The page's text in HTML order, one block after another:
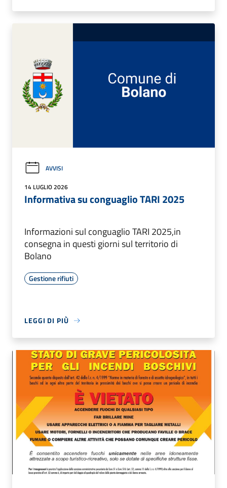
AVVISI
14 LUGLIO 2026
Informativa su conguaglio TARI 2025
Informazioni sul conguaglio TARI 2025,in
consegna in questi giorni sul territorio di
Bolano
Gestione rifiuti
LEGGI DI PIÙ